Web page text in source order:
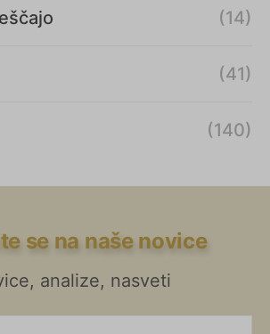
(14)
(41)
(140)
se na naše novice
analize, nasveti